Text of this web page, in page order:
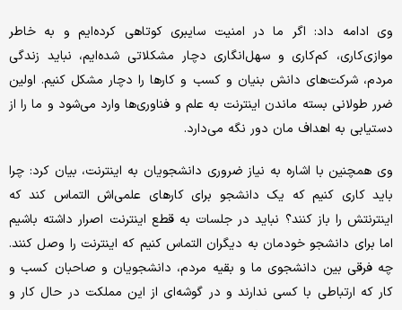
وی ادامه داد: اگر ما در امنیت سایبری کوتاهی کرده‌ایم و به خاطر
موازی‌کاری، کم‌کاری و سهل‌انگاری دچار مشکلاتی شده‌ایم، نباید زندگی
مردم، شرکت‌های دانش بنیان و کسب و کارها را دچار مشکل کنیم. اولین
ضرر طولانی بسته ماندن اینترنت به علم و فناوری‌ها وارد می‌شود و ما را از
دستیابی به اهداف مان دور نگه می‌دارد.
وی همچنین با اشاره به نیاز ضروری دانشجویان به اینترنت، بیان کرد: چرا
باید کاری کنیم که یک دانشجو برای کارهای علمی‌اش التماس کند که
اینترنتش را باز کنند؟ نباید در جلسات به قطع اینترنت اصرار داشته باشیم
اما برای دانشجو خودمان به دیگران التماس کنیم که اینترنت را وصل کنند.
چه فرقی بین دانشجوی ما و بقیه مردم، دانشجویان و صاحبان کسب و
کار که ارتباطی با کسی ندارند و در گوشه‌ای از این مملکت در حال کار و